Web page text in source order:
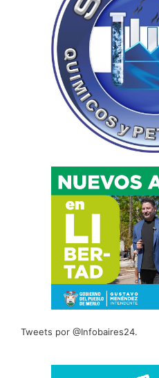
Tweets por @Infobaires24.